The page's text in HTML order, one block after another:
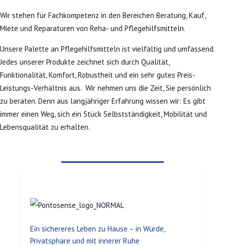
Wir stehen für Fachkompetenz in den Bereichen Beratung, Kauf,
Miete und Reparaturen von Reha- und Pflegehilfsmitteln.
Unsere Palette an Pflegehilfsmitteln ist vielfältig und umfassend.
Jedes unserer Produkte zeichnet sich durch Qualität,
Funktionalität, Komfort, Robustheit und ein sehr gutes Preis-
Leistungs-Verhältnis aus. Wir nehmen uns die Zeit, Sie persönlich
zu beraten. Denn aus langjähriger Erfahrung wissen wir: Es gibt
immer einen Weg, sich ein Stück Selbstständigkeit, Mobilität und
Lebensqualität zu erhalten.
Ein sichereres Leben zu Hause – in Würde,
Privatsphäre und mit innerer Ruhe